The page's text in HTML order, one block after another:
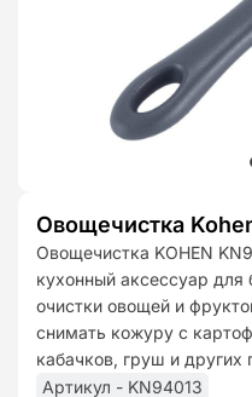
Овощечистка
Овощечистка KOHEN
кухонный аксессуар для
очистки овощей и
снимать кожуру с
кабачков, груш и других
Артикул - KN94013